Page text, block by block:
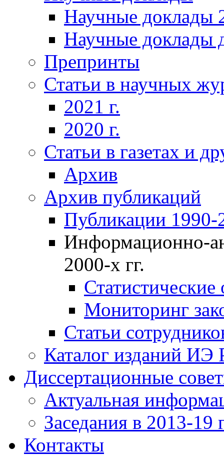
Научные доклады
Научные доклады
Препринты
Статьи в научных
2021 г.
2020 г.
Статьи в газетах и
Архив
Архив публикаций
Публикации 1990-
Информационно-
2000-х гг.
Мониторинг
Статьи
Каталог изданий ИЭ
Диссертационные
Актуальная
Заседания в 2013-19
Контакты